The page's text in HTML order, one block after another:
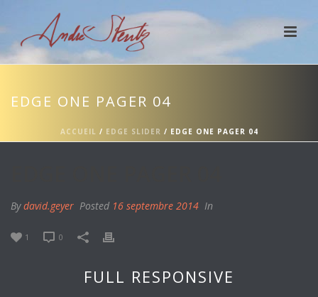
EDGE ONE PAGER 04
ACCUEIL / EDGE SLIDER / EDGE ONE PAGER 04
Bydavid.geyer Posted 16 septembre 2014 In
1 0
FULL RESPONSIVE